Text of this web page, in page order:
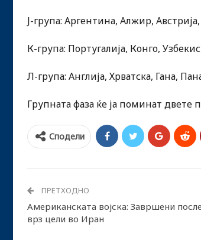
Ј-група: Аргентина, Алжир,
К-група: Португалија, Конго,
Л-група: Англија, Хрватска, Гана,
Групната фаза ќе ја поминат двете
Сподели
ПРЕТХОДНО
Американската војска: Завршени
врз цели во Иран